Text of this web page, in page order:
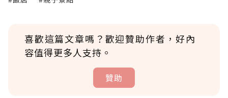
喜歡這篇文章嗎？歡迎贊助作者，好內
容值得更多人支持。
贊助